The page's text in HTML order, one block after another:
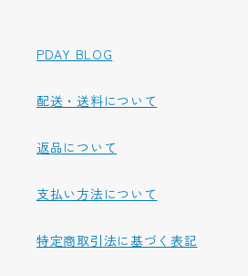
PDAY BLOG
配送・送料について
返品について
支払い方法について
特定商取引法に基づく表記